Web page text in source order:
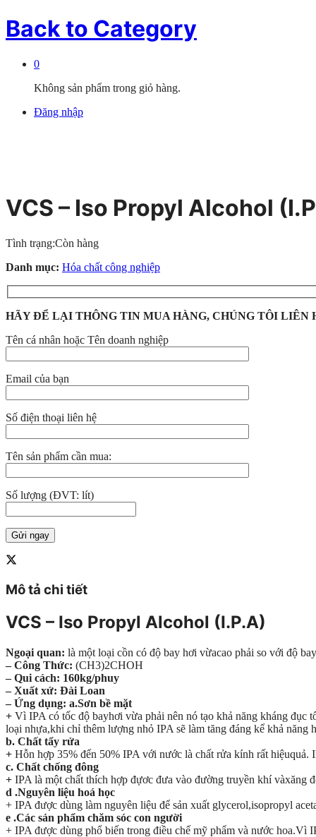
Back to Category
0
Không sản phẩm trong giỏ hàng.
Đăng nhập
VCS – Iso Propyl Alcohol
Tình trạng:Còn hàng
Danh mục: Hóa chất công nghiệp
HÃY ĐỂ LẠI THÔNG TIN MUA HÀNG, CHÚNG TÔI LIÊN
Tên cá nhân hoặc Tên doanh nghiệp
Email của bạn
Số điện thoại liên hệ
Tên sản phẩm cần mua:
Số lượng (ĐVT: lít)
Mô tả chi tiết
VCS – Iso Propyl Alcohol (I.P.A)
Ngoại quan: là một loại cồn có độ bay hơi vừacao phải so với độ
– Công Thức: (CH3)2CHOH
– Qui cách: 160kg/phuy
– Xuất xứ: Đài Loan
– Ứng dụng: a.Sơn bề mặt
+ Vì IPA có tốc độ bayhơi vừa phải nên nó tạo khả năng kháng đục
loại nhựa,khi chỉ thêm lượng nhỏ IPA sẽ làm tăng đáng kể khả năng
b. Chất tẩy rửa
+ Hỗn hợp 35% đến 50% IPA với nước là chất rửa kính rất
c. Chất chống đông
+ IPA là một chất thích hợp đựơc đưa vào đường truyền khí vàxăng
d .Nguyên liệu hoá học
+ IPA được dùng làm nguyên liệu để sản xuất glycerol,isopropyl
e .Các sản phẩm chăm sóc con người
+ IPA được dùng phổ biến trong điều chế mỹ phẩm và nước hoa.Vì